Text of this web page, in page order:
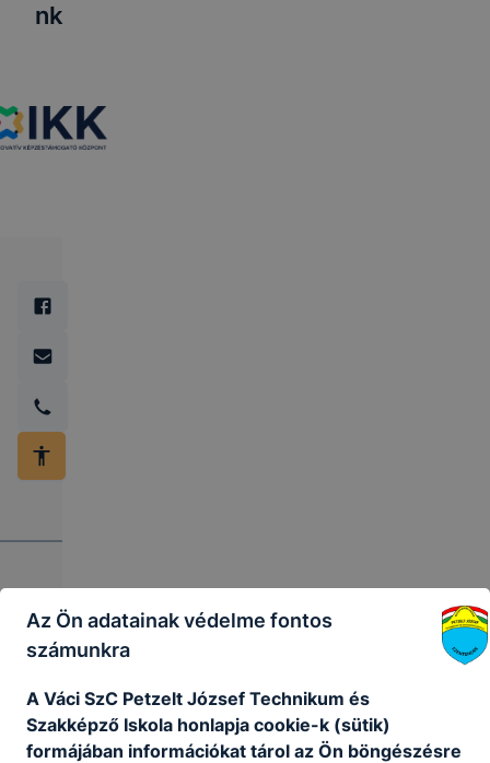
nk
Petzelt
Az Ön adatainak védelme fontos
számunkra
A Váci SzC Petzelt József Technikum és
Szakképző Iskola honlapja cookie-k (sütik)
formájában információkat tárol az Ön böngészésre